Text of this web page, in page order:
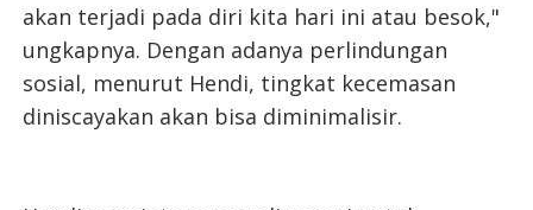
akan terjadi pada diri kita hari ini atau besok,"
ungkapnya. Dengan adanya perlindungan
sosial, menurut Hendi, tingkat kecemasan
diniscayakan akan bisa diminimalisir.